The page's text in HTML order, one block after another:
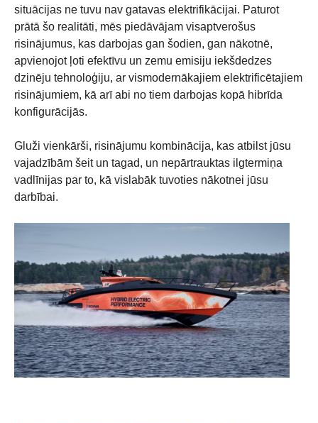
situācijas ne tuvu nav gatavas elektrifikācijai. Paturot
prātā šo realitāti, mēs piedāvājam visaptverošus
risinājumus, kas darbojas gan šodien, gan nākotnē,
apvienojot ļoti efektīvu un zemu emisiju iekšdedzes
dzinēju tehnoloģiju, ar vismodernākajiem elektrificētajiem
risinājumiem, kā arī abi no tiem darbojas kopā hibrīda
konfigurācijās.
Gluži vienkārši, risinājumu kombinācija, kas atbilst jūsu
vajadzībām šeit un tagad, un nepārtrauktas ilgtermiņa
vadlīnijas par to, kā vislabāk tuvoties nākotnei jūsu
darbībai.